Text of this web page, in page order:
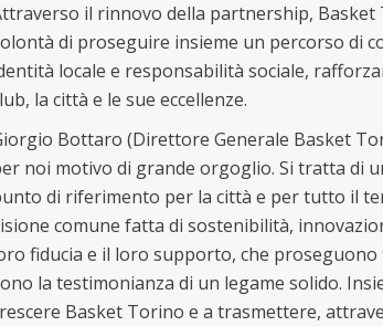
il rinnovo della partnership, Basket
di proseguire insieme un percorso di
locale e responsabilità sociale,
la città e le sue eccellenze.
Bottaro (Direttore Generale Basket
noi motivo di grande orgoglio. Si tratta di
di riferimento per la città e per tutto il
comune fatta di sostenibilità,
fiducia e il loro supporto, che
la testimonianza di un legame solido.
Basket Torino e a trasmettere,